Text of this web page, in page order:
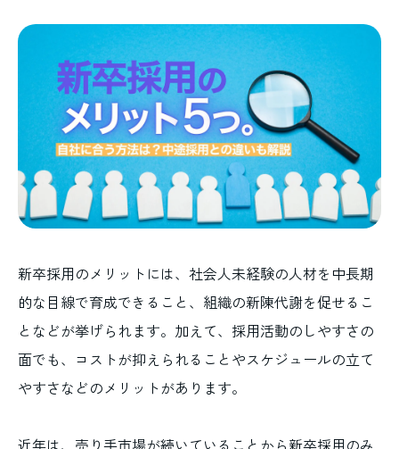
新卒採用のメリットには、社会人未経験の人材を中長期
的な目線で育成できること、組織の新陳代謝を促せるこ
となどが挙げられます。加えて、採用活動のしやすさの
面でも、コストが抑えられることやスケジュールの立て
やすさなどのメリットがあります。